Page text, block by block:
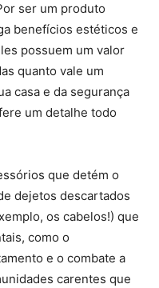
ser um produto
benefícios estéticos e
possuem um valor
quanto vale um
casa e da segurança
um detalhe todo
que detém o
dejetos descartados
os cabelos!) que
como o
e o combate a
carentes que